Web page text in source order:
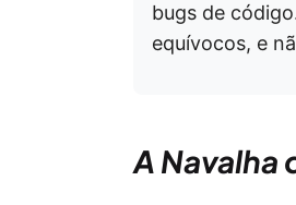
bugs de
equívocos, e
A Navalha